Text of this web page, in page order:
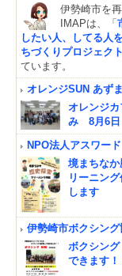
伊勢崎市を
IMAPは、「
したい人、してる人
ちづくりプロジェクト
ています。
オレンジSUN あずま
オレンジカ
み 8月6日
NPO法人アスワード
境まちな
リーニン
します
伊勢崎市ボクシング
ボクシン
できます！